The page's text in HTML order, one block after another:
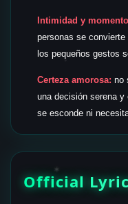
✶
✶
Intimidad y
personas se
los pequeños gestos
Certeza amorosa: no
una decisión serena y
se esconde ni
Official